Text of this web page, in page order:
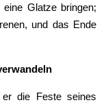
Glatze bringen;
und das Ende
die Feste seines